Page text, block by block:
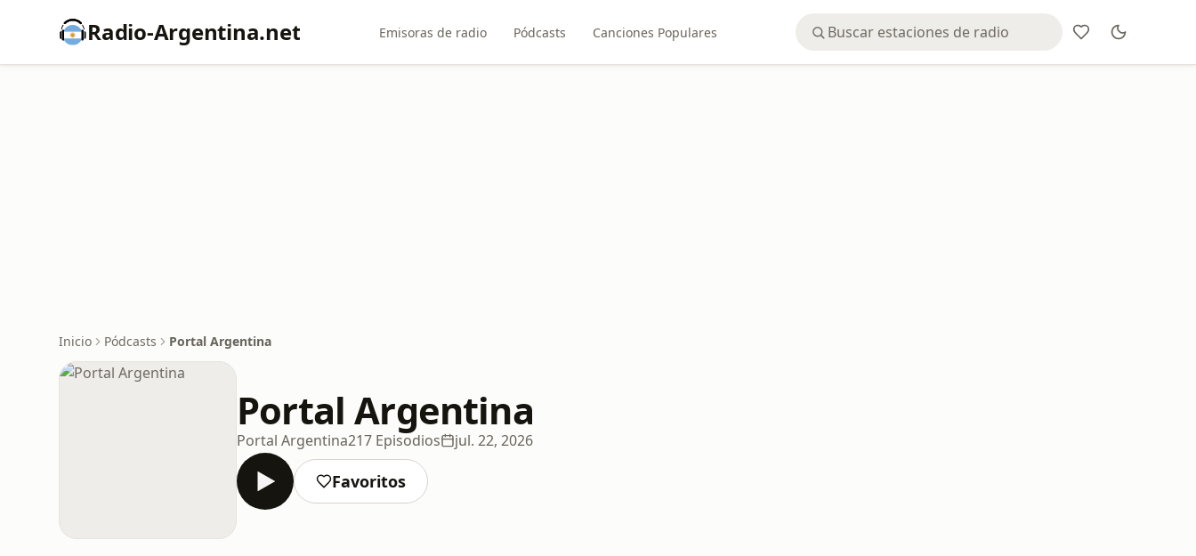
Radio-Argentina.net Emisoras de radio Pódcasts Canciones Populares
Inicio Pódcasts Portal Argentina
Portal Argentina
Portal Argentina217 Episodios jul. 22, 2026
Favoritos